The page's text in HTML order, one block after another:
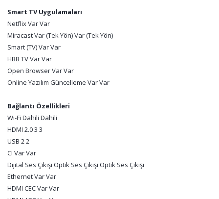
Smart TV Uygulamaları
Netflix Var Var
Miracast Var (Tek Yön) Var (Tek Yön)
Smart (TV) Var Var
HBB TV Var Var
Open Browser Var Var
Online Yazılım Güncelleme Var Var
Bağlantı Özellikleri
Wi-Fi Dahili Dahili
HDMI 2.0 3 3
USB 2 2
CI Var Var
Dijital Ses Çıkışı Optik Ses Çıkışı Optik Ses Çıkışı
Ethernet Var Var
HDMI CEC Var Var